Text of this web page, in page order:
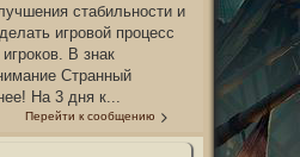
стабильности и
игровой процесс
В знак
Странный
На 3 дня к...
Перейти к сообщению